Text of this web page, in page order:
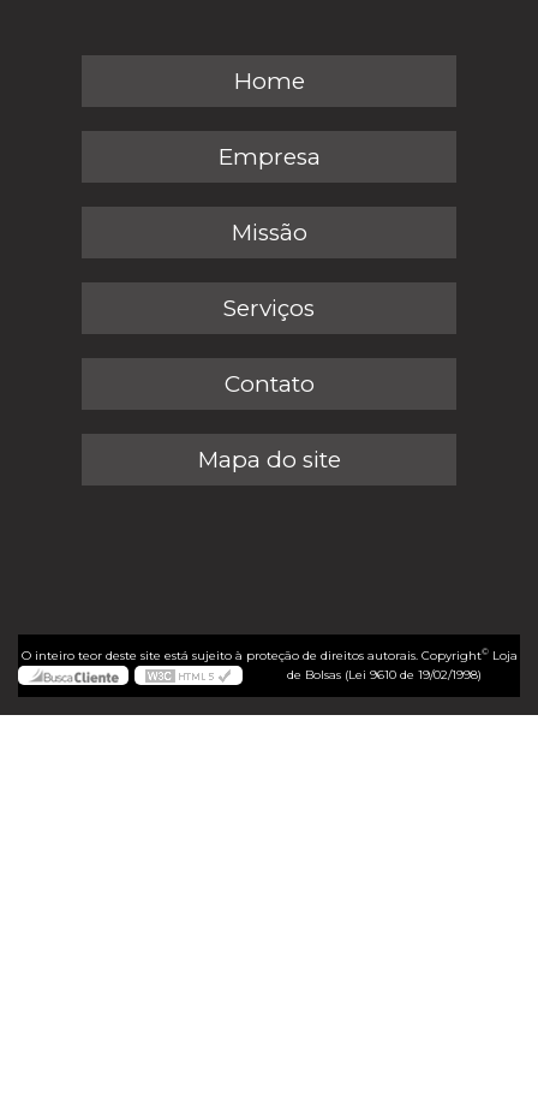
Home
Empresa
Missão
Serviços
Contato
Mapa do site
O inteiro teor deste site está sujeito à proteção de direitos autorais. Copyright©Loja
de Bolsas (Lei 9610 de 19/02/1998)